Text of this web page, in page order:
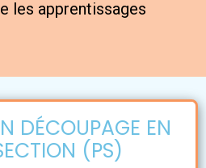
les apprentissages
DÉCOUPAGE EN
(PS)